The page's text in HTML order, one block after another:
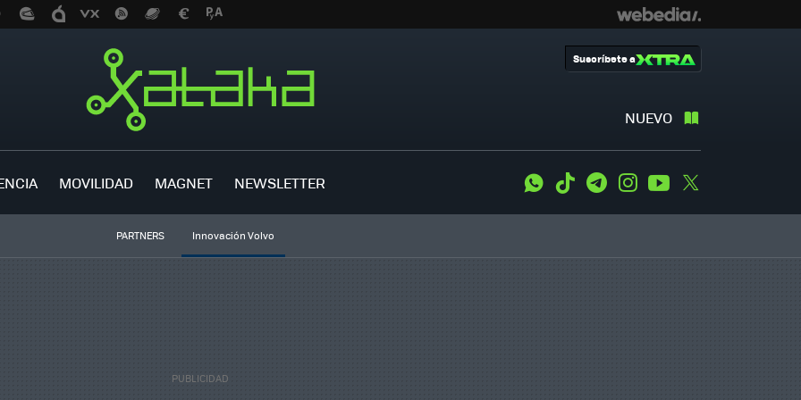
NUEVO
Suscríbete a
MOVILIDAD MAGNET NEWSLETTER WhatsApp
Tiktok TelegramInstagramYoutube
PARTNERS Innovación Volvo